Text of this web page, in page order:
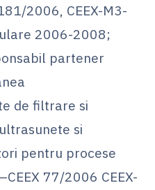
2006, CEEX-M3-
2006-2008;
partener
de filtrare si
si
pentru procese
77/2006 CEEX-